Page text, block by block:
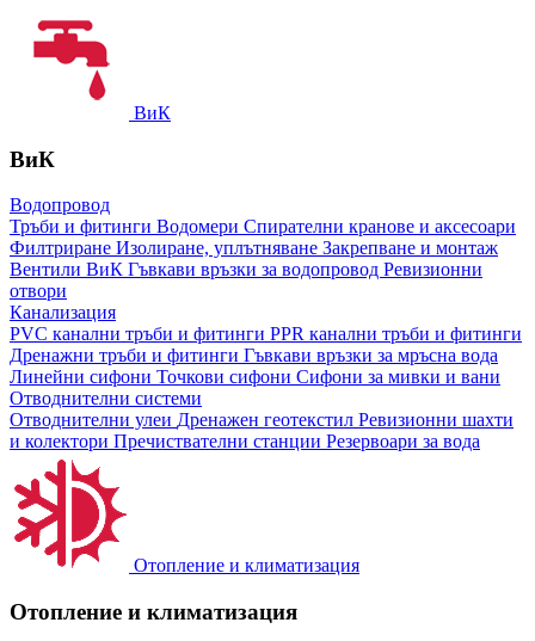
ВиК
ВиК
Водопровод
Тръби и фитинги Водомери Спирателни кранове и аксесоари
Филтриране Изолиране, уплътняване Закрепване и монтаж
Вентили ВиК Гъвкави връзки за водопровод Ревизионни
отвори
Канализация
PVC канални тръби и фитинги PPR канални тръби и фитинги
Дренажни тръби и фитинги Гъвкави връзки за мръсна вода
Линейни сифони Точкови сифони Сифони за мивки и вани
Отводнителни системи
Отводнителни улеи Дренажен геотекстил Ревизионни шахти
и колектори Пречиствателни станции Резервоари за вода
Отопление и климатизация
Отопление и климатизация